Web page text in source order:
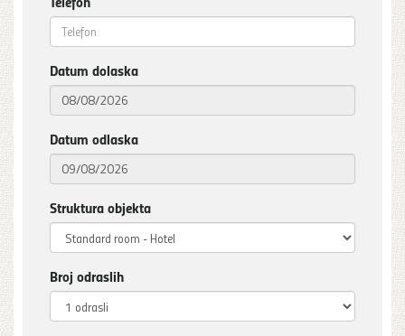
Datum dolaska
Datum odlaska
Struktura objekta
Broj odraslih